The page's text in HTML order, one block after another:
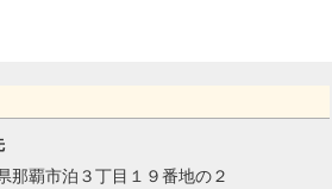
那覇市泊３丁目１９番地の２